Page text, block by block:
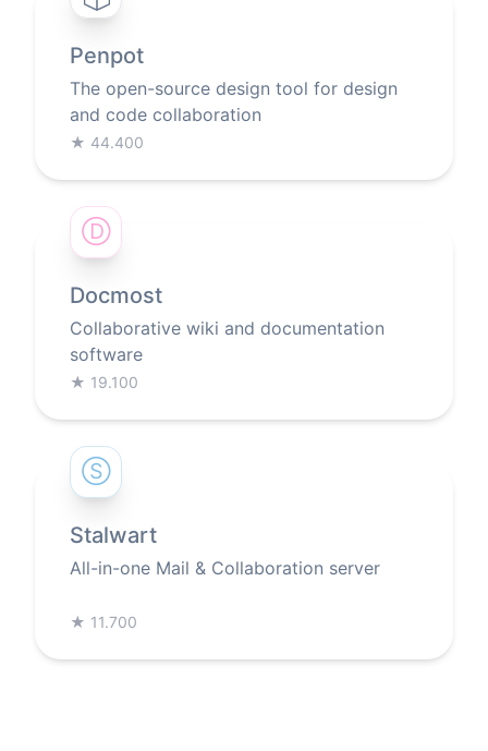
Penpot
The open-source design tool for design
and code collaboration
★ 44.400
Ⓓ
Docmost
Collaborative wiki and documentation
software
★ 19.100
Ⓢ
Stalwart
All-in-one Mail & Collaboration server
★ 11.700